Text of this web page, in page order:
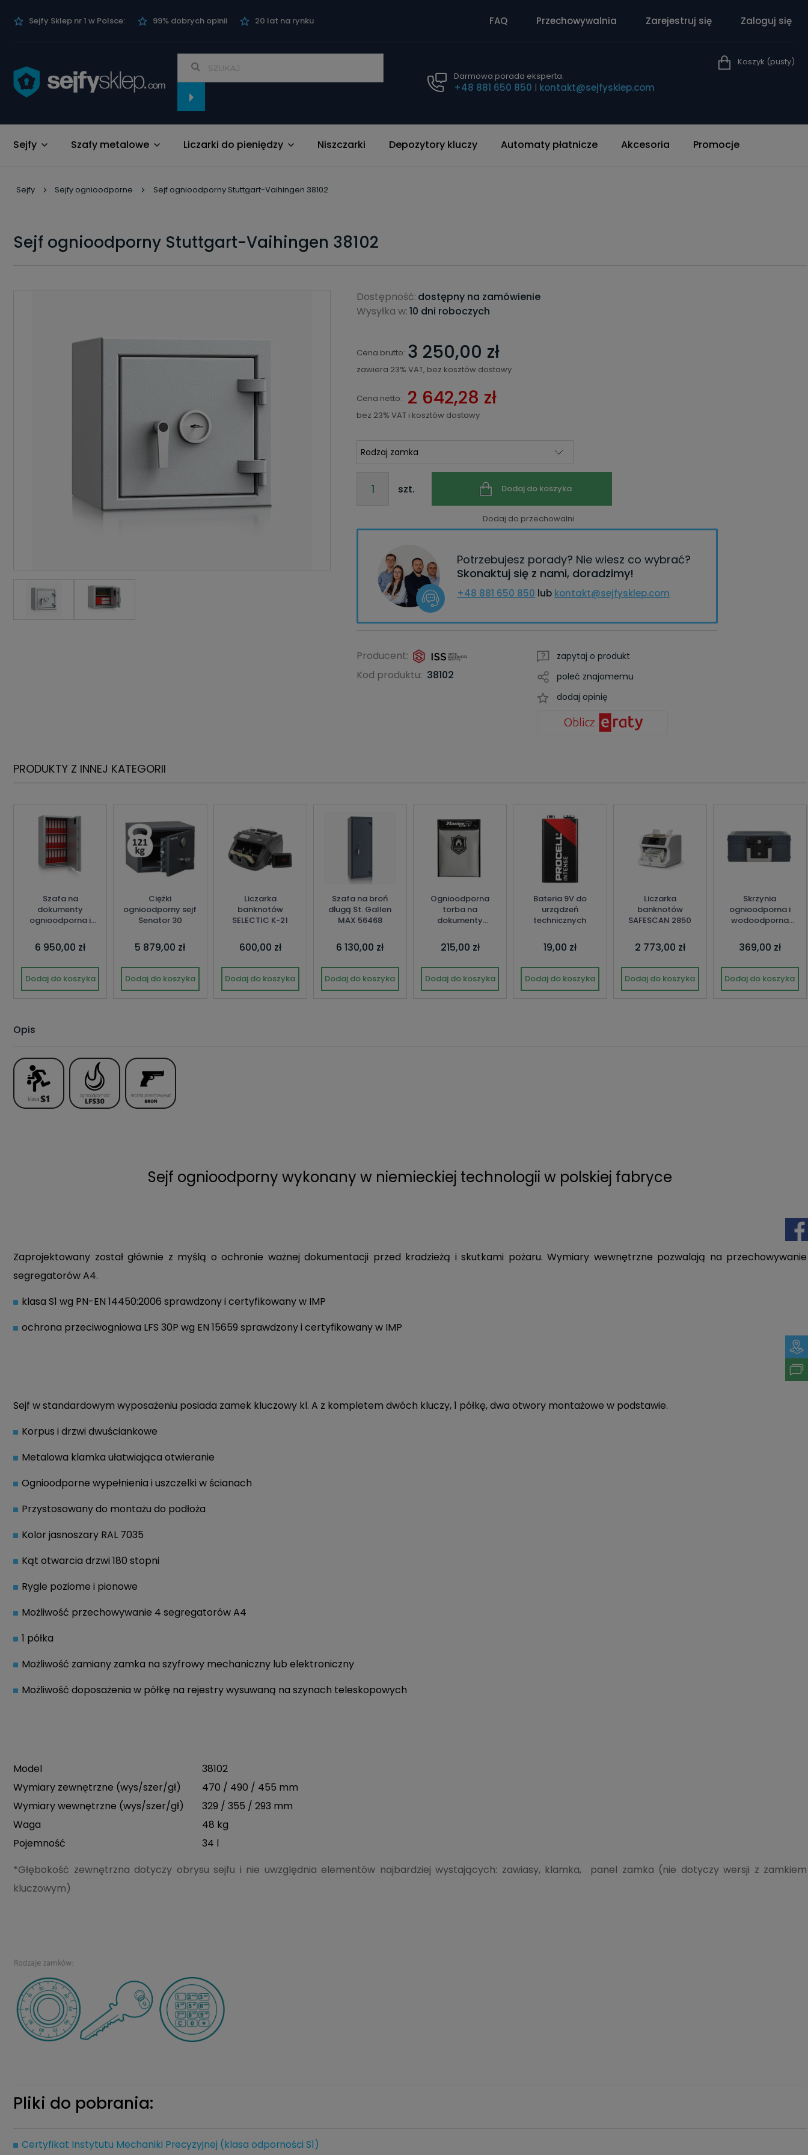
Sejfy Sklep nr 1 w Polsce: 99% dobrych opinii 20 lat na rynku FAQ Przechowywalnia Zarejestruj się Zaloguj się
Darmowa porada eksperta:
+48 881 650 850 | kontakt@sejfysklep.com
Koszyk (pusty)
Sejfy Szafy metalowe Liczarki do pieniędzy Niszczarki Depozytory kluczy Automaty płatnicze Akcesoria Promocje
Nowości
Sejfy Sejfy ognioodporne Sejf ognioodporny Stuttgart-Vaihingen 38102
Sejf ognioodporny Stuttgart-Vaihingen 38102
Dostępność: dostępny na zamówienie
Wysyłka w:10 dni roboczych
Cena brutto: 3 250,00 zł
zawiera 23% VAT, bez kosztów dostawy
Cena netto: 2 642,28 zł
bez 23% VAT i kosztów dostawy
szt. Dodaj do koszyka
Dodaj do przechowalni
Potrzebujesz porady? Nie wiesz co wybrać?
Skonaktuj się z nami, doradzimy!
+48 881 650 850 lub kontakt@sejfysklep.com
Producent:
Kod produktu: 38102
zapytaj o produkt
poleć znajomemu
dodaj opinię
PRODUKTY Z INNEJ KATEGORII
Szafa na
dokumenty
ognioodporna i
Dusseldorf-
Mettmann 39205
6 950,00 zł
Dodaj do koszyka
Ciężki
ognioodporny sejf
Senator 30
5 879,00 zł
Dodaj do koszyka
Liczarka
banknotów
SELECTIC K-21
600,00 zł
Dodaj do koszyka
Szafa na broń
długą St. Gallen
MAX 56468
6 130,00 zł
Dodaj do koszyka
Ognioodporna
torba na
dokumenty
215,00 zł
Dodaj do koszyka
Bateria 9V do
urządzeń
technicznych
19,00 zł
Dodaj do koszyka
Liczarka
banknotów
SAFESCAN 2850
2 773,00 zł
Dodaj do koszyka
Skrzynia
ognioodporna i
wodoodporna
369,00 zł
Dodaj do koszyka
Opis
Sejf ognioodporny wykonany w niemieckiej technologii w polskiej fabryce
Zaprojektowany został głównie z myślą o ochronie ważnej dokumentacji przed kradzieżą i skutkami pożaru. Wymiary wewnętrzne pozwalają na przechowywanie
segregatorów A4.
klasa S1 wg PN-EN 14450:2006 sprawdzony i certyfikowany w IMP
ochrona przeciwogniowa LFS 30P wg EN 15659 sprawdzony i certyfikowany w IMP
Sejf w standardowym wyposażeniu posiada zamek kluczowy kl. A z kompletem dwóch kluczy, 1 półkę, dwa otwory montażowe w podstawie.
Korpus i drzwi dwuściankowe
Metalowa klamka ułatwiająca otwieranie
Ognioodporne wypełnienia i uszczelki w ścianach
Przystosowany do montażu do podłoża
Kolor jasnoszary RAL 7035
Kąt otwarcia drzwi 180 stopni
Rygle poziome i pionowe
Możliwość przechowywanie 4 segregatorów A4
1 półka
Możliwość zamiany zamka na szyfrowy mechaniczny lub elektroniczny
Możliwość doposażenia w półkę na rejestry wysuwaną na szynach teleskopowych
Model
38102
Wymiary zewnętrzne (wys/szer/gł)
470 / 490 / 455 mm
Wymiary wewnętrzne (wys/szer/gł)
329 / 355 / 293 mm
Waga
48 kg
Pojemność
34 l
*Głębokość zewnętrzna dotyczy obrysu sejfu i nie uwzględnia elementów najbardziej wystających: zawiasy, klamka, panel zamka (nie dotyczy wersji z zamkiem
kluczowym)
Pliki do pobrania:
Certyfikat Instytutu Mechaniki Precyzyjnej (klasa odporności S1)